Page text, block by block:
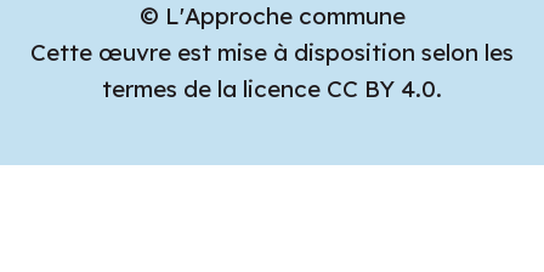
© L'Approche commune
Cette œuvre est mise à disposition selon les
termes de la licence CC BY 4.0.